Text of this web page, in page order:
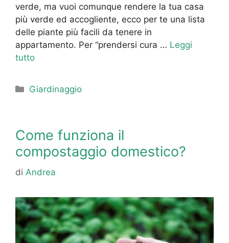
verde, ma vuoi comunque rendere la tua casa
più verde ed accogliente, ecco per te una lista
delle piante più facili da tenere in
appartamento. Per “prendersi cura … Leggi
tutto
Categorie
Giardinaggio
Come funziona il
compostaggio domestico?
di Andrea